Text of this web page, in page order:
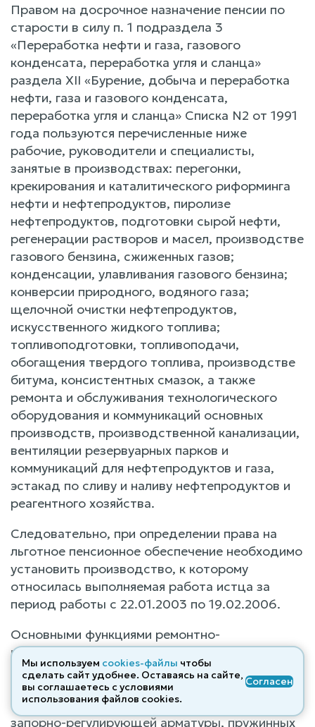
Правом на досрочное назначение пенсии по
старости в силу п. 1 подраздела 3
«Переработка нефти и газа, газового
конденсата, переработка угля и сланца»
раздела XII «Бурение, добыча и переработка
нефти, газа и газового конденсата,
переработка угля и сланца» Списка N2 от 1991
года пользуются перечисленные ниже
рабочие, руководители и специалисты,
занятые в производствах: перегонки,
крекирования и каталитического риформинга
нефти и нефтепродуктов, пиролизе
нефтепродуктов, подготовки сырой нефти,
регенерации растворов и масел, производстве
газового бензина, сжиженных газов;
конденсации, улавливания газового бензина;
конверсии природного, водяного газа;
щелочной очистки нефтепродуктов,
искусственного жидкого топлива;
топливоподготовки, топливоподачи,
обогащения твердого топлива, производстве
битума, консистентных смазок, а также
ремонта и обслуживания технологического
оборудования и коммуникаций основных
производств, производственной канализации,
вентиляции резервуарных парков и
коммуникаций для нефтепродуктов и газа,
эстакад по сливу и наливу нефтепродуктов и
реагентного хозяйства.
Следовательно, при определении права на
льготное пенсионное обеспечение необходимо
установить производство, к которому
относилась выполняемая работа истца за
период работы с 22.01.2003 по 19.02.2006.
Основными функциями ремонтно-
механического цеха Варьеганского
газоперерабатывающего производства
являлись ремонт вентиляционного
оборудования, ремонт, ревизия и испытания
запорно-регулирующей арматуры, пружинных
Мы используем cookies-файлы чтобы
сделать сайт удобнее. Оставаясь на сайте,
вы соглашаетесь с условиями
использования файлов cооkies.
Согласен